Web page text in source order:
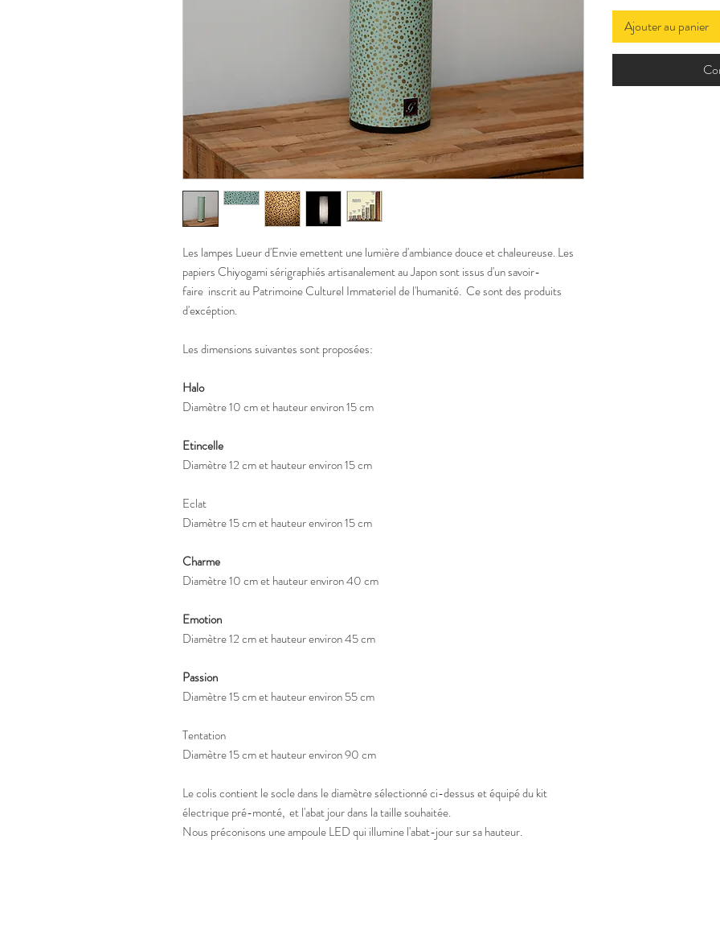
Les lampes Lueur d'Envie emettent une lumière d'ambiance douce et chaleureuse. Les
papiers Chiyogami sérigraphiés artisanalement au Japon sont issus d'un savoir-
faire inscrit au Patrimoine Culturel Immateriel de l'humanité. Ce sont des produits
d'excéption.
Les dimensions suivantes sont proposées:
Halo
Diamètre 10 cm et hauteur environ 15 cm
Etincelle
Diamètre 12 cm et hauteur environ 15 cm
Eclat
Diamètre 15 cm et hauteur environ 15 cm
Charme
Diamètre 10 cm et hauteur environ 40 cm
Emotion
Diamètre 12 cm et hauteur environ 45 cm
Passion
Diamètre 15 cm et hauteur environ 55 cm
Tentation
Diamètre 15 cm et hauteur environ 90 cm
Le colis contient le socle dans le diamètre sélectionné ci-dessus et équipé du kit
électrique pré-monté, et l'abat jour dans la taille souhaitée.
Nous préconisons une ampoule LED qui illumine l'abat-jour sur sa hauteur.
Ajouter au panier